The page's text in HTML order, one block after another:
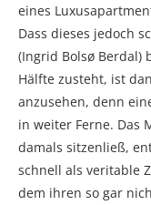
eines
Dass dieses jedoch
(Ingrid Bolsø
Hälfte zusteht, ist
anzusehen, denn
in weiter Ferne. Das
damals sitzenließ,
schnell als veritable
dem ihren so gar